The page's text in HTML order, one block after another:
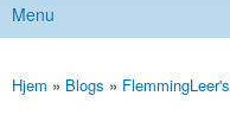
Main menu
Menu
You are here
Hjem » Blogs »